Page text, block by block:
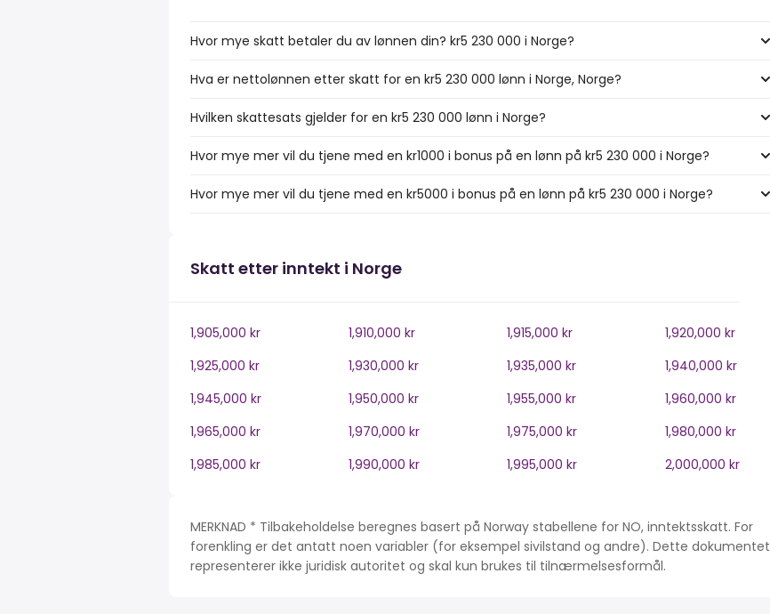
Hvor mye skatt betaler du av lønnen din? kr5 230 000 i Norge?
Hva er nettolønnen etter skatt for en kr5 230 000 lønn i Norge, Norge?
Hvilken skattesats gjelder for en kr5 230 000 lønn i Norge?
Hvor mye mer vil du tjene med en kr1000 i bonus på en lønn på kr5 230 000 i Norge?
Hvor mye mer vil du tjene med en kr5000 i bonus på en lønn på kr5 230 000 i Norge?
Skatt etter inntekt i Norge
1,905,000 kr 1,910,000 kr 1,915,000 kr
1,920,000 kr
1,925,000 kr
1,930,000 kr 1,935,000 kr
1,940,000 kr
1,945,000 kr
1,950,000 kr 1,955,000 kr
1,960,000 kr
1,965,000 kr
1,970,000 kr 1,975,000 kr
1,980,000 kr
1,985,000 kr
1,990,000 kr 1,995,000 kr 2,000,000 kr
MERKNAD * Tilbakeholdelse beregnes basert på Norway stabellene for NO, inntektsskatt. For
forenkling er det antatt noen variabler (for eksempel sivilstand og andre). Dette dokumentet
representerer ikke juridisk autoritet og skal kun brukes til tilnærmelsesformål.